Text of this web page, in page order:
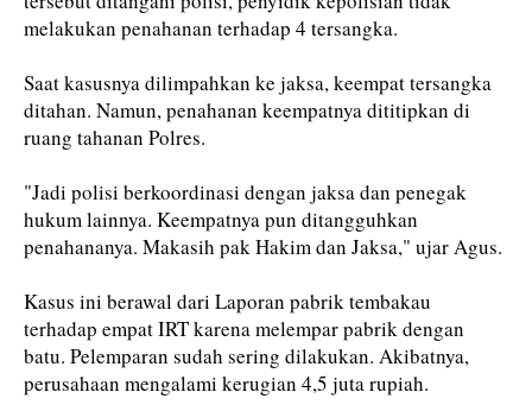
melakukan penahanan terhadap 4 tersangka.
Saat kasusnya dilimpahkan ke jaksa, keempat tersangka
ditahan. Namun, penahanan keempatnya dititipkan di
ruang tahanan Polres.
"Jadi polisi berkoordinasi dengan jaksa dan penegak
hukum lainnya. Keempatnya pun ditangguhkan
penahananya. Makasih pak Hakim dan Jaksa," ujar Agus.
Kasus ini berawal dari Laporan pabrik tembakau
terhadap empat IRT karena melempar pabrik dengan
batu. Pelemparan sudah sering dilakukan. Akibatnya,
perusahaan mengalami kerugian 4,5 juta rupiah.